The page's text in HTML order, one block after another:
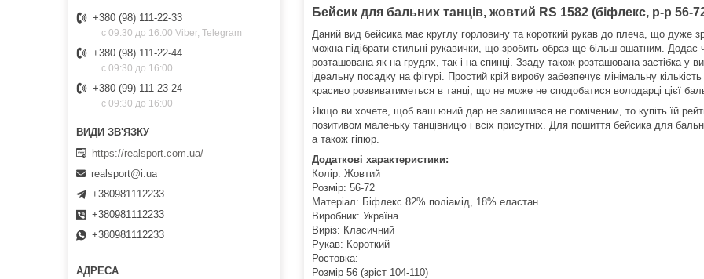
Бейсик для бальних танців, жовтий RS 1582 (біфлекс, р-р 56-
Даний вид бейсика має круглу горловину та короткий рукав до плеча, що дуже
можна підібрати стильні рукавички, що зробить образ ще більш ошатним. Додає
розташована як на грудях, так і на спинці. Ззаду також розташована застібка у
ідеальну посадку на фігурі. Простий крій виробу забезпечує мінімальну
красиво розвиватиметься в танці, що не може не сподобатися володарці цієї
Якщо ви хочете, щоб ваш юний дар не залишився не поміченим, то купіть їй
позитивом маленьку танцівницю і всіх присутніх. Для пошиття бейсика для
а також гіпюр.
Додаткові характеристики:
Колір: Жовтий
Розмір: 56-72
Матеріал: Біфлекс 82% поліамід, 18% еластан
Виробник: Україна
Виріз: Класичний
Рукав: Короткий
Ростовка:
Розмір 56 (зріст 104-110)
+380 (98) 111-22-33
с 09:30 до 16:00 Viber, Telegram
+380 (98) 111-22-44
с 09:30 до 16:00
+380 (99) 111-23-24
с 09:30 до 16:00
https://realsport.com.ua/
realsport@i.ua
+380981112233
+380981112233
+380981112233